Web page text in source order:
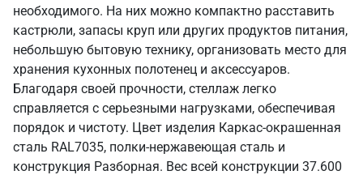
необходимого. На них можно компактно расставить
кастрюли, запасы круп или других продуктов питания,
небольшую бытовую технику, организовать место для
хранения кухонных полотенец и аксессуаров.
Благодаря своей прочности, стеллаж легко
справляется с серьезными нагрузками, обеспечивая
порядок и чистоту. Цвет изделия Каркас-окрашенная
сталь RAL7035, полки-нержавеющая сталь и
конструкция Разборная. Вес всей конструкции 37.600